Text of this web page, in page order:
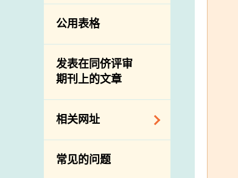
高风险食物
抗菌素耐药性
结果
屠房及肉类检验
项目及活动
资讯平台
下载
公开比赛
公用表格
发表在同侪评审
期刊上的文章
相关网址
相关政府部门／机
构
常见的问题